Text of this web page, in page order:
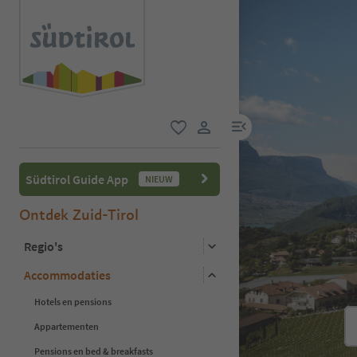
gebruikerslink
menulink
Südtirol Guide App NIEUW
Ontdek Zuid-Tirol
Regio's
Accommodaties
Hotels en pensions
Appartementen
Pensions en bed & breakfasts